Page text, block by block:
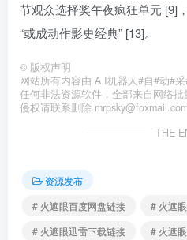
节观众选择奖午夜疯狂单元 [9]
“或成动作影史经典” [13]。
© 版权声明
网站所有内容由 A I机器人#自#动#
任何非法资源软件，全部来自网络
侵权请联系删除
THE
资源发布
# 火遮眼百度网盘链接
# 火遮
# 火遮眼迅雷下载链接
# 火遮